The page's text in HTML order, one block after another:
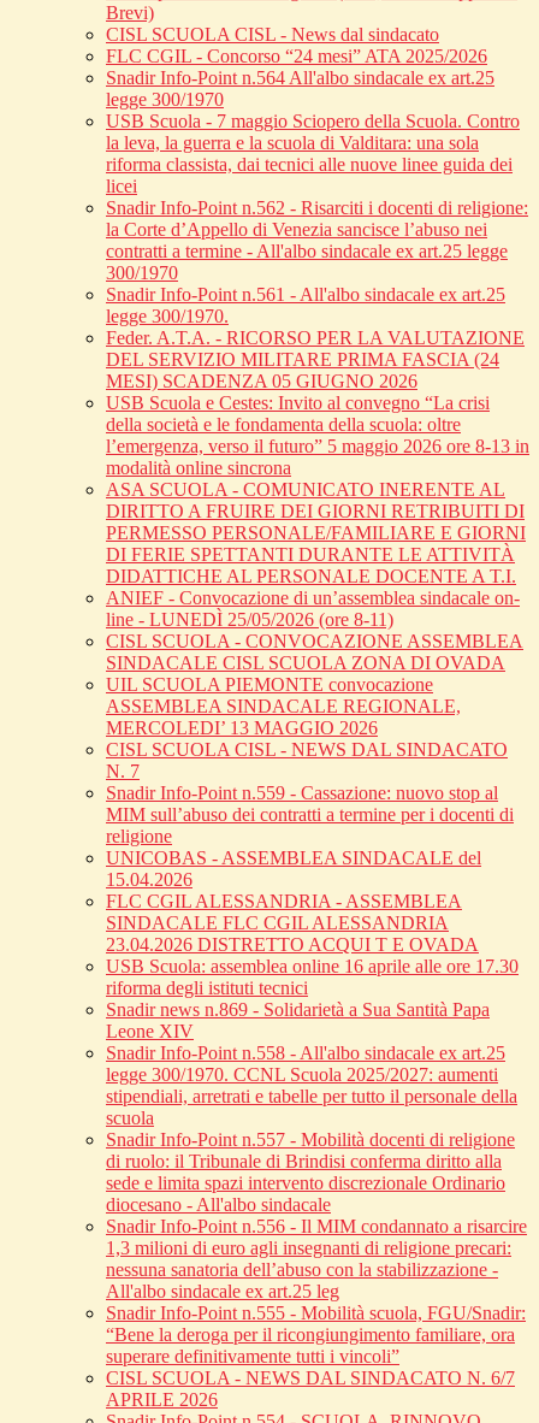
Brevi)
CISL SCUOLA CISL - News dal sindacato
FLC CGIL - Concorso “24 mesi” ATA 2025/2026
Snadir Info-Point n.564 All'albo sindacale ex art.25
legge 300/1970
USB Scuola - 7 maggio Sciopero della Scuola. Contro
la leva, la guerra e la scuola di Valditara: una sola
riforma classista, dai tecnici alle nuove linee guida dei
licei
Snadir Info-Point n.562 - Risarciti i docenti di religione:
la Corte d’Appello di Venezia sancisce l’abuso nei
contratti a termine - All'albo sindacale ex art.25 legge
300/1970
Snadir Info-Point n.561 - All'albo sindacale ex art.25
legge 300/1970.
Feder. A.T.A. - RICORSO PER LA VALUTAZIONE
DEL SERVIZIO MILITARE PRIMA FASCIA (24
MESI) SCADENZA 05 GIUGNO 2026
USB Scuola e Cestes: Invito al convegno “La crisi
della società e le fondamenta della scuola: oltre
l’emergenza, verso il futuro” 5 maggio 2026 ore 8-13 in
modalità online sincrona
ASA SCUOLA - COMUNICATO INERENTE AL
DIRITTO A FRUIRE DEI GIORNI RETRIBUITI DI
PERMESSO PERSONALE/FAMILIARE E GIORNI
DI FERIE SPETTANTI DURANTE LE ATTIVITÀ
DIDATTICHE AL PERSONALE DOCENTE A T.I.
ANIEF - Convocazione di un’assemblea sindacale on-
line - LUNEDÌ 25/05/2026 (ore 8-11)
CISL SCUOLA - CONVOCAZIONE ASSEMBLEA
SINDACALE CISL SCUOLA ZONA DI OVADA
UIL SCUOLA PIEMONTE convocazione
ASSEMBLEA SINDACALE REGIONALE,
MERCOLEDI’ 13 MAGGIO 2026
CISL SCUOLA CISL - NEWS DAL SINDACATO
N. 7
Snadir Info-Point n.559 - Cassazione: nuovo stop al
MIM sull’abuso dei contratti a termine per i docenti di
religione
UNICOBAS - ASSEMBLEA SINDACALE del
15.04.2026
FLC CGIL ALESSANDRIA - ASSEMBLEA
SINDACALE FLC CGIL ALESSANDRIA
23.04.2026 DISTRETTO ACQUI T E OVADA
USB Scuola: assemblea online 16 aprile alle ore 17.30
riforma degli istituti tecnici
Snadir news n.869 - Solidarietà a Sua Santità Papa
Leone XIV
Snadir Info-Point n.558 - All'albo sindacale ex art.25
legge 300/1970. CCNL Scuola 2025/2027: aumenti
stipendiali, arretrati e tabelle per tutto il personale della
scuola
Snadir Info-Point n.557 - Mobilità docenti di religione
di ruolo: il Tribunale di Brindisi conferma diritto alla
sede e limita spazi intervento discrezionale Ordinario
diocesano - All'albo sindacale
Snadir Info-Point n.556 - Il MIM condannato a risarcire
1,3 milioni di euro agli insegnanti di religione precari:
nessuna sanatoria dell’abuso con la stabilizzazione -
All'albo sindacale ex art.25 leg
Snadir Info-Point n.555 - Mobilità scuola, FGU/Snadir:
“Bene la deroga per il ricongiungimento familiare, ora
superare definitivamente tutti i vincoli”
CISL SCUOLA - NEWS DAL SINDACATO N. 6/7
APRILE 2026